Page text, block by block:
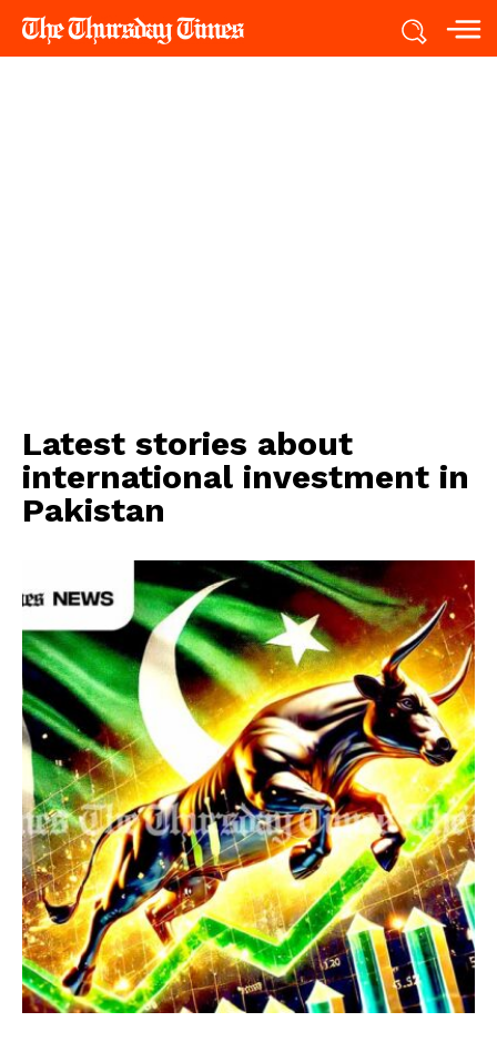
Latest stories about
international investment in
Pakistan